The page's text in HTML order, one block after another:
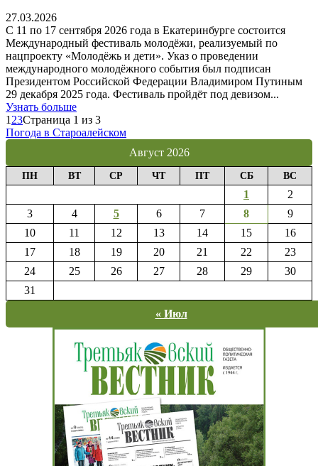
27.03.2026
С 11 по 17 сентября 2026 года в Екатеринбурге состоится
Международный фестиваль молодёжи, реализуемый по
нацпроекту «Молодёжь и дети». Указ о проведении
международного молодёжного события был подписан
Президентом Российской Федерации Владимиром Путиным
29 декабря 2025 года. Фестиваль пройдёт под девизом...
Узнать больше
1 23Страница 1 из 3
Погода в Староалейском
Август 2026
ПН ВТ СР ЧТ ПТ СБ ВС
1
2
3
4 5 6 7 8
9
10
11 12 13 14 15
16
17
18 19 20 21 22
23
24
25 26 27 28 29
30
31
« Июл